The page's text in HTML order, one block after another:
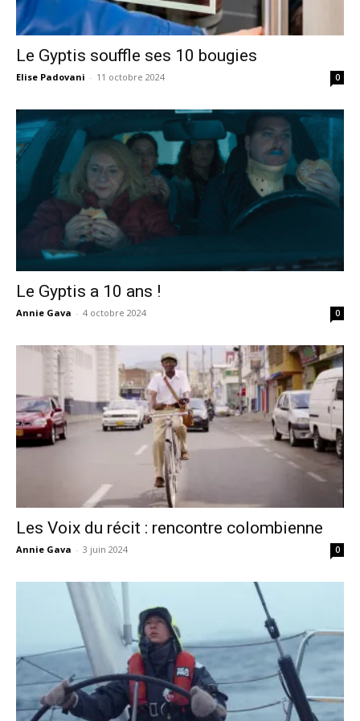
Le Gyptis souffle ses 10 bougies
Elise Padovani - 11 octobre 2024 0
Le Gyptis a 10 ans !
Annie Gava - 4 octobre 2024 0
Les Voix du récit : rencontre colombienne
Annie Gava - 3 juin 2024 0